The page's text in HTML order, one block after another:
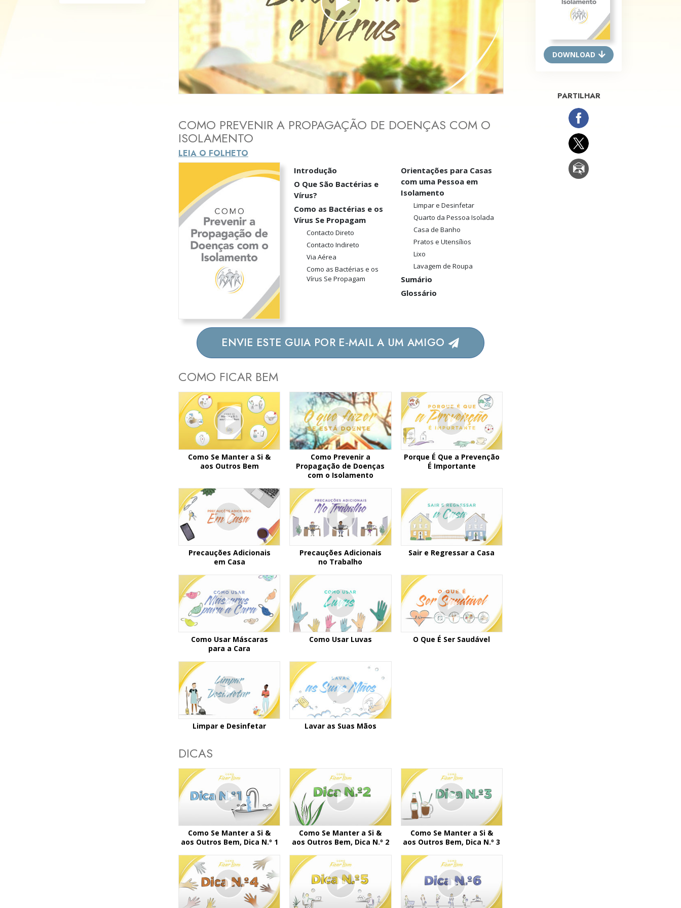
O que é a Grandeza?
Respostas às Drogas
Ferramentas para o Local do Trabalho
A Causa da Supressão
Fundamentos das Relações Públicas
Play
Video
COMO PREVENIR A PROPAGAÇÃO DE DOENÇAS COM O
ISOLAMENTO
LEIA O FOLHETO
Introdução
O Que São Bactérias e
Vírus?
Como as Bactérias e os
Vírus Se Propagam
Contacto Direto
Contacto Indireto
Via Aérea
Como as Bactérias e os
Vírus Se Propagam
Orientações para Casas
com uma Pessoa em
Isolamento
Limpar e Desinfetar
Quarto da Pessoa Isolada
Casa de Banho
Pratos e Utensílios
Lixo
Lavagem de Roupa
Sumário
Glossário
ENVIE ESTE GUIA POR E‑MAIL A UM AMIGO
COMO FICAR BEM
Como Se Manter a Si &
aos Outros Bem
Como Prevenir a
Propagação de Doenças
com o Isolamento
Porque É Que a Prevenção
É Importante
Precauções Adicionais
em Casa
Precauções Adicionais
no Trabalho
Sair e Regressar a Casa
Como Usar Máscaras
para a Cara
Como Usar Luvas O Que É Ser Saudável
Limpar e Desinfetar Lavar as Suas Mãos
DICAS
Como Se Manter a Si &
aos Outros Bem, Dica N.º 1
Como Se Manter a Si &
aos Outros Bem, Dica N.º 2
Como Se Manter a Si &
aos Outros Bem, Dica N.º 3
DOWNLOAD
PARTILHAR